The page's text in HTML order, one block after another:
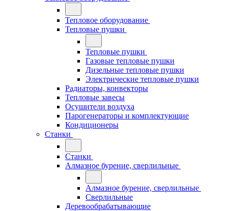
Тепловое оборудование
Тепловые пушки
Тепловые пушки
Газовые тепловые пушки
Дизельные тепловые пушки
Электрические тепловые пушки
Радиаторы, конвекторы
Тепловые завесы
Осушители воздуха
Парогенераторы и комплектующие
Кондиционеры
Станки
Станки
Алмазное бурение, сверлильные
Алмазное бурение, сверлильные
Сверлильные
Деревообрабатывающие